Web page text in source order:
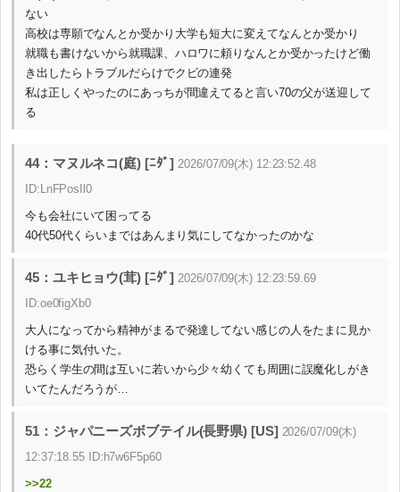
ない
高校は専願でなんとか受かり大学も短大に変えてなんとか受かり
就職も書けないから就職課、ハロワに頼りなんとか受かったけど働
き出したらトラブルだらけでクビの連発
私は正しくやったのにあっちが間違えてると言い70の父が送迎して
る
44：マヌルネコ(庭) [ﾆﾀﾞ] 2026/07/09(木) 12:23:52.48
ID:LnFPosIl0
今も会社にいて困ってる
40代50代くらいまではあんまり気にしてなかったのかな
45：ユキヒョウ(茸) [ﾆﾀﾞ] 2026/07/09(木) 12:23:59.69
ID:oe0figXb0
大人になってから精神がまるで発達してない感じの人をたまに見か
ける事に気付いた。
恐らく学生の間は互いに若いから少々幼くても周囲に誤魔化しがき
いてたんだろうが…
51：ジャパニーズボブテイル(長野県) [US] 2026/07/09(木)
12:37:18.55 ID:h7w6F5p60
>>22